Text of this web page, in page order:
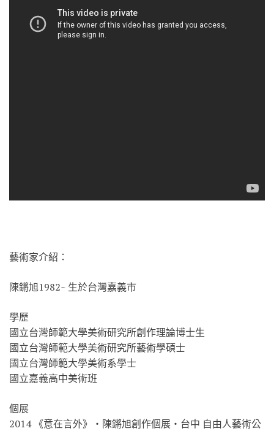
藝術家介紹：
陳鏘旭1982~ 生於台灣嘉義市
學歷
國立台灣師範大學美術研究所創作理論博士生
國立台灣師範大學美術研究所藝術學碩士
國立台灣師範大學美術系學士
國立嘉義高中美術班
個展
2014 《意在言外》‧陳鏘旭創作個展‧台中 自由人藝術公